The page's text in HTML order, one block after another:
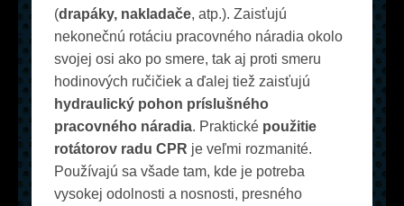
(drapáky, nakladače, atp.). Zaisťujú
nekonečnú rotáciu pracovného náradia okolo
svojej osi ako po smere, tak aj proti smeru
hodinových ručičiek a ďalej tiež zaisťujú
hydraulický pohon príslušného
pracovného náradia. Praktické použitie
rotátorov radu CPR je veľmi rozmanité.
Používajú sa všade tam, kde je potreba
vysokej odolnosti a nosnosti, presného